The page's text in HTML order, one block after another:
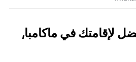
لإقامتك في ماكامبا,